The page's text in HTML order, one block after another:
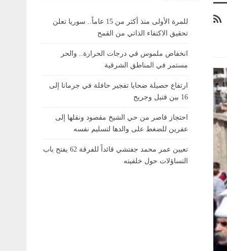
للمرة الأولى منذ أكثر من 15 عاماً.. سوريا تعلن
تحقيق الاكتفاء الذاتي من القمح
انخفاض ملموس في درجات الحرارة.. والحر
مستمر في المناطق الشرقية
ارتفاع حصيلة ضحايا تفجير حافلة في جرمانا إلى
16 بين قتيل وجريح
احتجاز قاصر من حي الشيخ مقصود ونقلها إلى
عفرين للضغط على والدها لتسليم نفسه
تعيين عمر محمد جفتشي قائداً للفرقة 62 يفتح باب
التساؤلات حول خلفيته